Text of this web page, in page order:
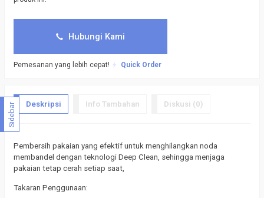
Hubungi Kami
Pemesanan yang lebih cepat! Quick Order
Deskripsi Info Tambahan Diskusi (0)
Pembersih pakaian yang efektif untuk menghilangkan noda
membandel dengan teknologi Deep Clean, sehingga menjaga
pakaian tetap cerah setiap saat,
Takaran Penggunaan:
Sidebar